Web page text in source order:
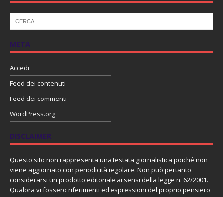
META
Accedi
Feed dei contenuti
Feed dei commenti
WordPress.org
DISCLAIMER
Questo sito non rappresenta una testata giornalistica poiché non
viene aggiornato con periodicità regolare. Non può pertanto
considerarsi un prodotto editoriale ai sensi della legge n. 62/2001.
Qualora vi fossero riferimenti ed espressioni del proprio pensiero